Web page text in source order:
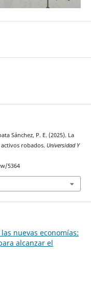
Sánchez, P. E. (2025). La
robados. Universidad Y
5364
nuevas economías:
alcanzar el